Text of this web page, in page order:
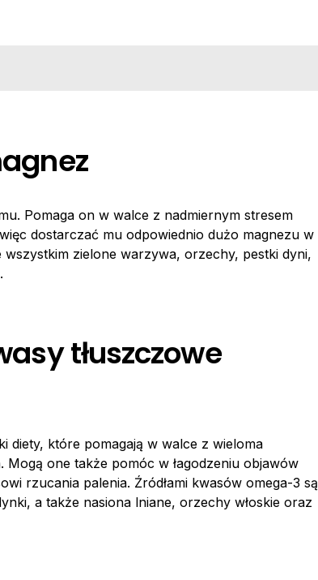
Pomaga on w walce z nadmiernym stresem
dostarczać mu odpowiednio dużo magnezu w
wszystkim zielone warzywa, orzechy, pestki dyni,
tłuszczowe
diety, które pomagają w walce z wieloma
one także pomóc w łagodzeniu objawów
rzucania palenia. Źródłami kwasów omega-3 są
a także nasiona lniane, orzechy włoskie oraz